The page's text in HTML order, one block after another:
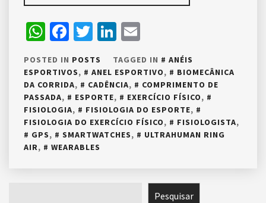
WhatsApp
Facebook
TwitterLinkedIn
POSTED IN POSTS TAGGED IN
ANÉIS
ESPORTIVOS, ANEL ESPORTIVO,
BIOMECÂNICA
DA CORRIDA, CADÊNCIA,
COMPRIMENTO DE
PASSADA, ESPORTE, EXERCÍCIO FÍSICO,
FISIOLOGIA, FISIOLOGIA DO ESPORTE,
FISIOLOGIA DO EXERCÍCIO FÍSICO, FISIOLOGISTA,
GPS, SMARTWATCHES,
ULTRAHUMAN RING
AIR, WEARABLES
Pesquisar